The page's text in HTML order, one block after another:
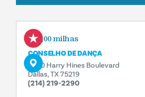
0,00 milhas
CONSELHO DE DANÇA
3630 Harry Hines Boulevard
Dallas, TX 75219
(214) 219-2290